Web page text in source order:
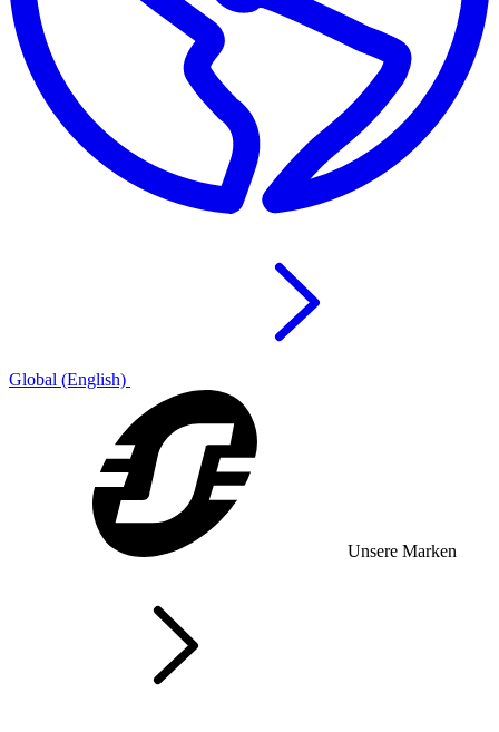
Global (English)
Unsere Marken